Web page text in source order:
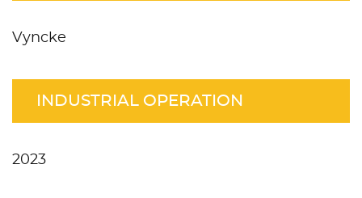
Vyncke
INDUSTRIAL OPERATION
2023